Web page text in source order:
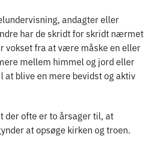
andagter eller
har de skridt for skridt nærmet
vokset fra at være måske en eller
mellem himmel og jord eller
at blive en mere bevidst og aktiv
der ofte er to årsager til, at
at opsøge kirken og troen.